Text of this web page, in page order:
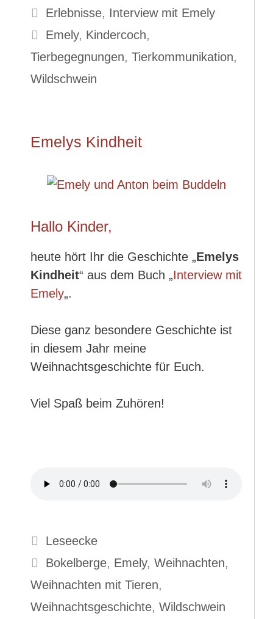
Kategorien
Erlebnisse, Interview mit Emely
Schlagwörter
Emely, Kindercoch,
Tierbegegnungen, Tierkommunikation,
Wildschwein
Emelys Kindheit
Hallo Kinder,
heute hört Ihr die Geschichte „Emelys
Kindheit“ aus dem Buch „Interview mit
Emely„.
Diese ganz besondere Geschichte ist
in diesem Jahr meine
Weihnachtsgeschichte für Euch.
Viel Spaß beim Zuhören!
Kategorien
Leseecke
Schlagwörter
Bokelberge, Emely, Weihnachten,
Weihnachten mit Tieren,
Weihnachtsgeschichte, Wildschwein